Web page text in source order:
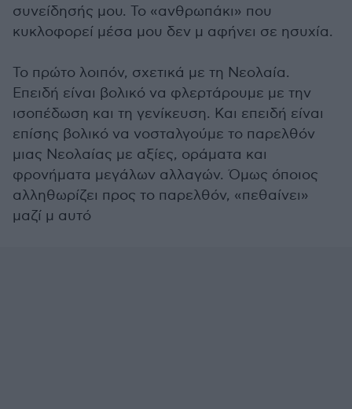
συνείδησής μου. Το «ανθρωπάκι» που
κυκλοφορεί μέσα μου δεν μ αφήνει σε ησυχία.
Το πρώτο λοιπόν, σχετικά με τη Νεολαία.
Επειδή είναι βολικό να φλερτάρουμε με την
ισοπέδωση και τη γενίκευση. Και επειδή είναι
επίσης βολικό να νοσταλγούμε το παρελθόν
μιας Νεολαίας με αξίες, οράματα και
φρονήματα μεγάλων αλλαγών. Όμως όποιος
αλληθωρίζει προς το παρελθόν, «πεθαίνει»
μαζί μ αυτό